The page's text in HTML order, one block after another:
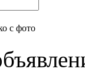
с фото